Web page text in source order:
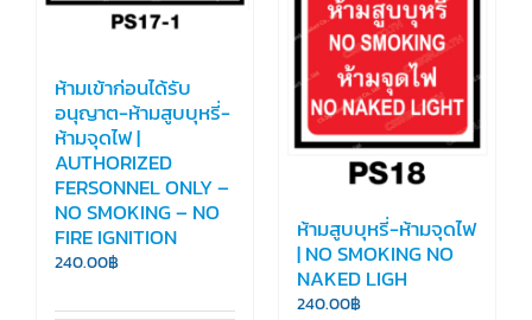
ห้ามเข้าก่อนได้รับ
อนุญาต-ห้ามสูบบุหรี่-
ห้ามจุดไฟ |
AUTHORIZED
FERSONNEL ONLY –
NO SMOKING – NO
FIRE IGNITION
240.00฿
ห้ามสูบบุหรี่-ห้ามจุดไฟ
| NO SMOKING NO
NAKED LIGH
240.00฿